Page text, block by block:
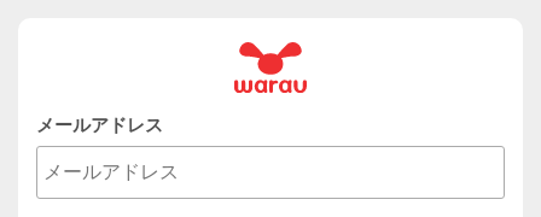
メールアドレス